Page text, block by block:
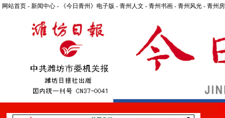
网站首页 - 新闻中心 - 《今日青州》电子版 - 青州人文 - 青州书画 - 青州风光 - 青州